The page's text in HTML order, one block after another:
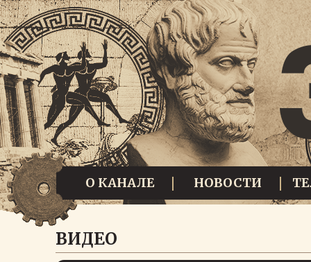
О КАНАЛЕ НОВОСТИ
ВИДЕО